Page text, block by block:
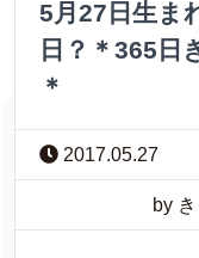
5月27日生ま
日？＊365日
＊
2017.05.27
by